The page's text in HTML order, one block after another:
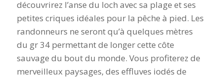
découvrirez l’anse du loch avec sa plage et ses
petites criques idéales pour la pêche à pied. Les
randonneurs ne seront qu’à quelques mètres
du gr 34 permettant de longer cette côte
sauvage du bout du monde. Vous profiterez de
merveilleux paysages, des effluves iodés de